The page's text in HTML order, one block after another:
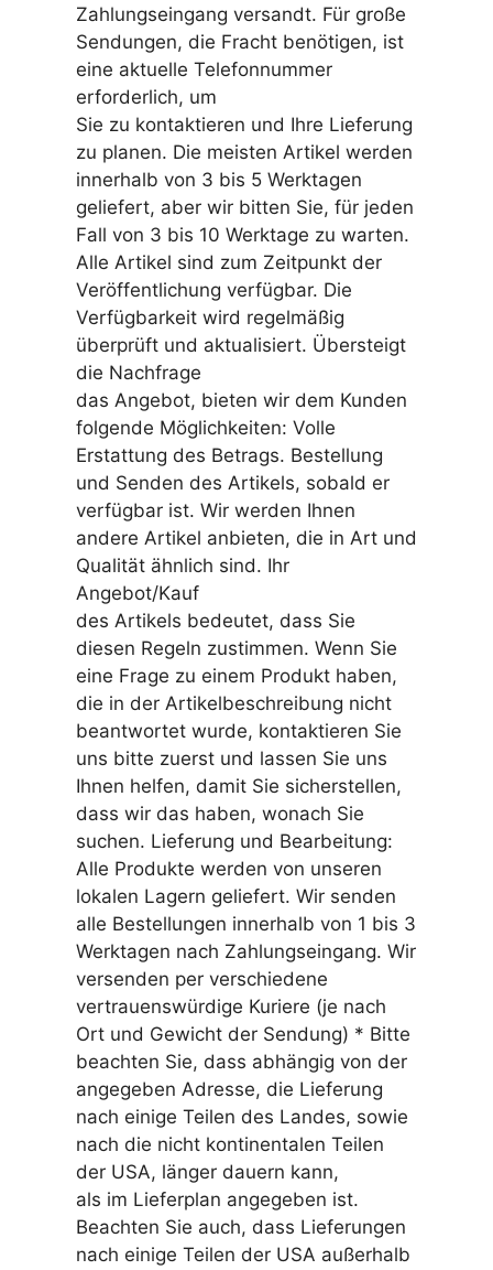
Zahlungseingang versandt. Für große
Sendungen, die Fracht benötigen, ist
eine aktuelle Telefonnummer
erforderlich, um
Sie zu kontaktieren und Ihre Lieferung
zu planen. Die meisten Artikel werden
innerhalb von 3 bis 5 Werktagen
geliefert, aber wir bitten Sie, für jeden
Fall von 3 bis 10 Werktage zu warten.
Alle Artikel sind zum Zeitpunkt der
Veröffentlichung verfügbar. Die
Verfügbarkeit wird regelmäßig
überprüft und aktualisiert. Übersteigt
die Nachfrage
das Angebot, bieten wir dem Kunden
folgende Möglichkeiten: Volle
Erstattung des Betrags. Bestellung
und Senden des Artikels, sobald er
verfügbar ist. Wir werden Ihnen
andere Artikel anbieten, die in Art und
Qualität ähnlich sind. Ihr
Angebot/Kauf
des Artikels bedeutet, dass Sie
diesen Regeln zustimmen. Wenn Sie
eine Frage zu einem Produkt haben,
die in der Artikelbeschreibung nicht
beantwortet wurde, kontaktieren Sie
uns bitte zuerst und lassen Sie uns
Ihnen helfen, damit Sie sicherstellen,
dass wir das haben, wonach Sie
suchen. Lieferung und Bearbeitung:
Alle Produkte werden von unseren
lokalen Lagern geliefert. Wir senden
alle Bestellungen innerhalb von 1 bis 3
Werktagen nach Zahlungseingang. Wir
versenden per verschiedene
vertrauenswürdige Kuriere (je nach
Ort und Gewicht der Sendung) * Bitte
beachten Sie, dass abhängig von der
angegeben Adresse, die Lieferung
nach einige Teilen des Landes, sowie
nach die nicht kontinentalen Teilen
der USA, länger dauern kann,
als im Lieferplan angegeben ist.
Beachten Sie auch, dass Lieferungen
nach einige Teilen der USA außerhalb